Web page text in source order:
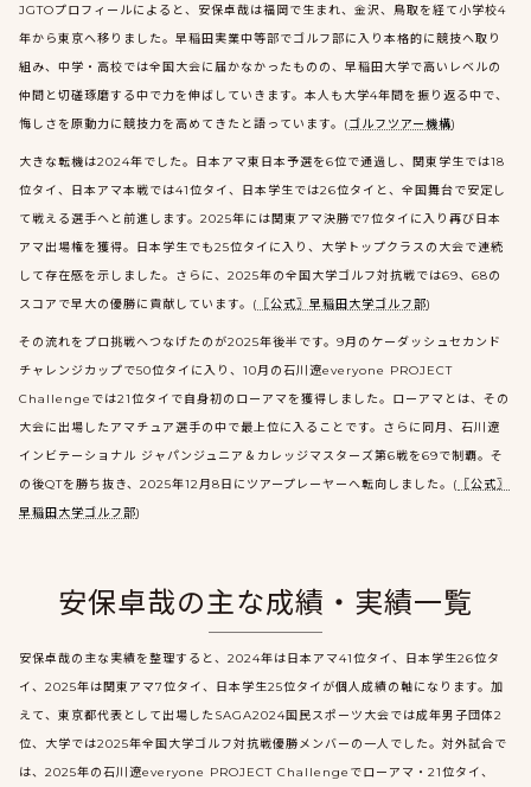
JGTOプロフィールによると、安保卓哉は福岡で生まれ、金沢、鳥取を経て小学校4
年から東京へ移りました。早稲田実業中等部でゴルフ部に入り本格的に競技へ取り
組み、中学・高校では全国大会に届かなかったものの、早稲田大学で高いレベルの
仲間と切磋琢磨する中で力を伸ばしていきます。本人も大学4年間を振り返る中で、
悔しさを原動力に競技力を高めてきたと語っています。(ゴルフツアー機構)
大きな転機は2024年でした。日本アマ東日本予選を6位で通過し、関東学生では18
位タイ、日本アマ本戦では41位タイ、日本学生では26位タイと、全国舞台で安定し
て戦える選手へと前進します。2025年には関東アマ決勝で7位タイに入り再び日本
アマ出場権を獲得。日本学生でも25位タイに入り、大学トップクラスの大会で連続
して存在感を示しました。さらに、2025年の全国大学ゴルフ対抗戦では69、68の
スコアで早大の優勝に貢献しています。( 〖公式〗早稲田大学ゴルフ部)
その流れをプロ挑戦へつなげたのが2025年後半です。9月のケーダッシュセカンド
チャレンジカップで50位タイに入り、10月の石川遼everyone PROJECT
Challengeでは21位タイで自身初のローアマを獲得しました。ローアマとは、その
大会に出場したアマチュア選手の中で最上位に入ることです。さらに同月、石川遼
インビテーショナル ジャパンジュニア＆カレッジマスターズ第6戦を69で制覇。そ
の後QTを勝ち抜き、2025年12月8日にツアープレーヤーへ転向しました。( 〖公式〗
早稲田大学ゴルフ部)
安保卓哉の主な成績・実績一覧
安保卓哉の主な実績を整理すると、2024年は日本アマ41位タイ、日本学生26位タ
イ、2025年は関東アマ7位タイ、日本学生25位タイが個人成績の軸になります。加
えて、東京都代表として出場したSAGA2024国民スポーツ大会では成年男子団体2
位、大学では2025年全国大学ゴルフ対抗戦優勝メンバーの一人でした。対外試合で
は、2025年の石川遼everyone PROJECT Challengeでローアマ・21位タイ、